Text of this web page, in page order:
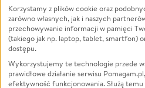
Zwierzęta
Pożar
Ukraina
Pomoc Finansowa
Projekty
Korzystamy z plików cookie oraz
zarówno własnych, jak i naszych
przechowywanie informacji w pamięci
(takiego jak np. laptop, tablet, smartfon)
dostępu.
Wykorzystujemy te technologie przede
prawidłowe działanie serwisu
efektywność funkcjonowania. Służą temu